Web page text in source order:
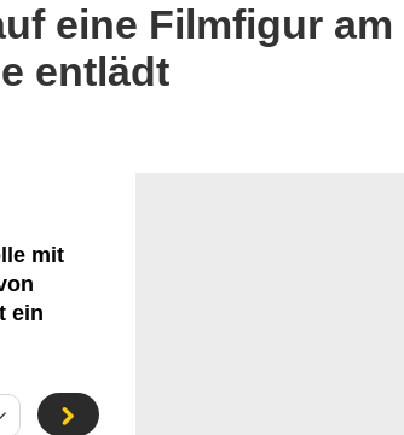
eine Filmfigur am
entlädt
mit
ein